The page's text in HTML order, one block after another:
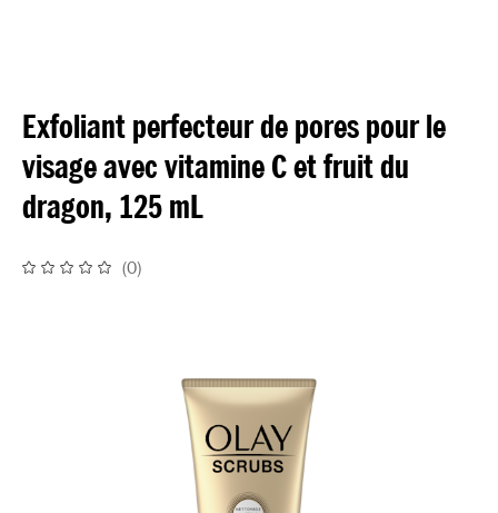
Exfoliant perfecteur de pores pour le
visage avec vitamine C et fruit du
dragon, 125 mL
(0)